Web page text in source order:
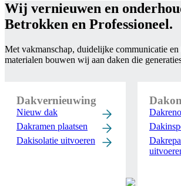
Wij vernieuwen en
Betrokken en Professioneel.
Met vakmanschap, duidelijke communicatie
materialen bouwen wij aan daken die
Dakvernieuwing
Nieuw dak
Dakramen plaatsen
Dakisolatie uitvoeren